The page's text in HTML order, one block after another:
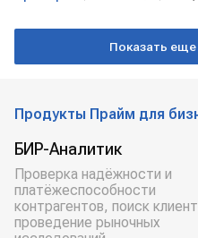
Показать
Продукты Прайм для
БИР-Аналитик
Проверка надёжности и
платёжеспособности
контрагентов, поиск
проведение рыночных